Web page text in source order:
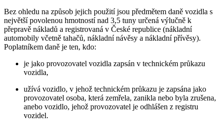
Bez ohledu na způsob jejich použití jsou předmětem daně vozidla s
největší povolenou hmotností nad 3,5 tuny určená výlučně k
přepravě nákladů a registrovaná v České republice (nákladní
automobily včetně tahačů, nákladní návěsy a nákladní přívěsy).
Poplatníkem daně je ten, kdo:
je jako provozovatel vozidla zapsán v technickém průkazu
vozidla,
užívá vozidlo, v jehož technickém průkazu je zapsána jako
provozovatel osoba, která zemřela, zanikla nebo byla zrušena,
anebo vozidlo, jehož provozovatel je odhlášen z registru
vozidel.